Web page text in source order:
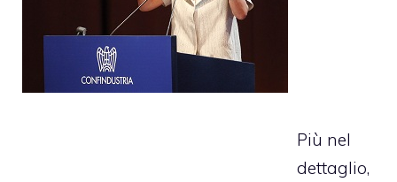
Più nel
dettaglio,